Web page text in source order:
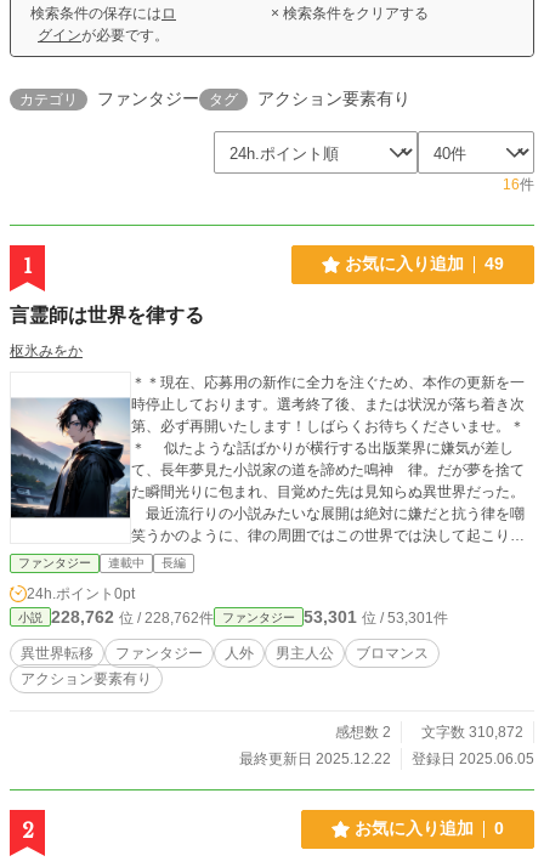
検索条件の保存には ロ
グインが必要です。
× 検索条件をクリアする
カテゴリ ファンタジー タグ アクション要素有り
16件
1 お気に入り追加 49
言霊師は世界を律する
枢氷みをか
＊＊現在、応募用の新作に全力を注ぐため、本作の更新を一
時停止しております。選考終了後、または状況が落ち着き次
第、必ず再開いたします！しばらくお待ちくださいませ。＊
＊ 似たような話ばかりが横行する出版業界に嫌気が差し
て、長年夢見た小説家の道を諦めた鳴神 律。だが夢を捨て
た瞬間光りに包まれ、目覚めた先は見知らぬ異世界だった。
最近流行りの小説みたいな展開は絶対に嫌だと抗う律を嘲
笑うかのように、律の周囲ではこの世界では決して起こり得
ないような不思議な現象が相次ぐ。 日銭を稼ぐため訪れた
ギルドで特性を調べた結果、そこに記されたのは『言葉綴
り』という未知のスキル────それは、人外すべてを言葉ひ
とつで従わせる事の出来るスキルだった。 滅びに向かう世
界で、言葉を捨てた律が言葉で世界を調律する────これ
は、そんな言霊師の物語。
ファンタジー 連載中 長編
24h.ポイント 0pt
小説 228,762 位 / 228,762件 ファンタジー 53,301 位 / 53,301件
異世界転移 ファンタジー 人外 男主人公
ブロマンス
アクション要素有り
感想数 2
文字数 310,872
最終更新日 2025.12.22
登録日 2025.06.05
2 お気に入り追加 0